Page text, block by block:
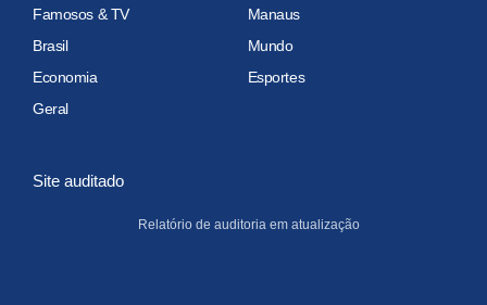
Famosos & TV
Manaus
Brasil
Mundo
Economia
Esportes
Geral
Site auditado
Relatório de auditoria em atualização